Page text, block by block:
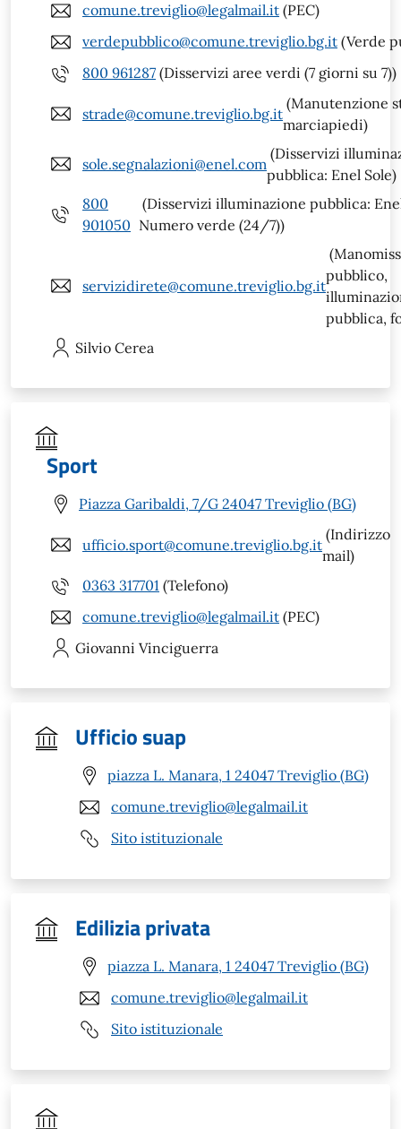
comune.treviglio@legalmail.it (PEC)
verdepubblico@comune.treviglio.bg.it (Verde
800 961287 (Disservizi aree verdi (7 giorni su 7))
strade@comune.treviglio.bg.it
(Manutenzione
marciapiedi)
sole.segnalazioni@enel.com
(Disservizi
pubblica: Enel Sole)
800
901050
(Disservizi illuminazione pubblica:
Numero verde (24/7))
servizidirete@comune.treviglio.bg.it
pubblico,
pubblica,
Silvio Cerea
Sport
Piazza Garibaldi, 7/G 24047 Treviglio (BG)
ufficio.sport@comune.treviglio.bg.it
(Indirizzo
mail)
0363 317701 (Telefono)
comune.treviglio@legalmail.it (PEC)
Giovanni Vinciguerra
Ufficio suap
piazza L. Manara, 1 24047 Treviglio (BG)
comune.treviglio@legalmail.it
Sito istituzionale
Edilizia privata
piazza L. Manara, 1 24047 Treviglio (BG)
comune.treviglio@legalmail.it
Sito istituzionale